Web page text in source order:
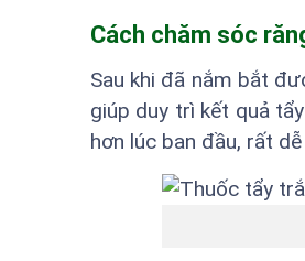
Cách chăm sóc
Sau khi đã nắm bắt
giúp duy trì kết quả
hơn lúc ban đầu, rất